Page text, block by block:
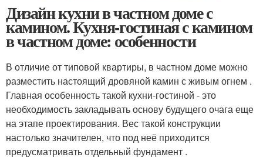
Дизайн кухни в частном доме с
камином. Кухня-гостиная с камином
в частном доме: особенности
В отличие от типовой квартиры, в частном доме можно
разместить настоящий дровяной камин с живым огнем .
Главная особенность такой кухни-гостиной - это
необходимость закладывать основу будущего очага еще
на этапе проектирования. Вес такой конструкции
настолько значителен, что под неё приходится
предусматривать отдельный фундамент .